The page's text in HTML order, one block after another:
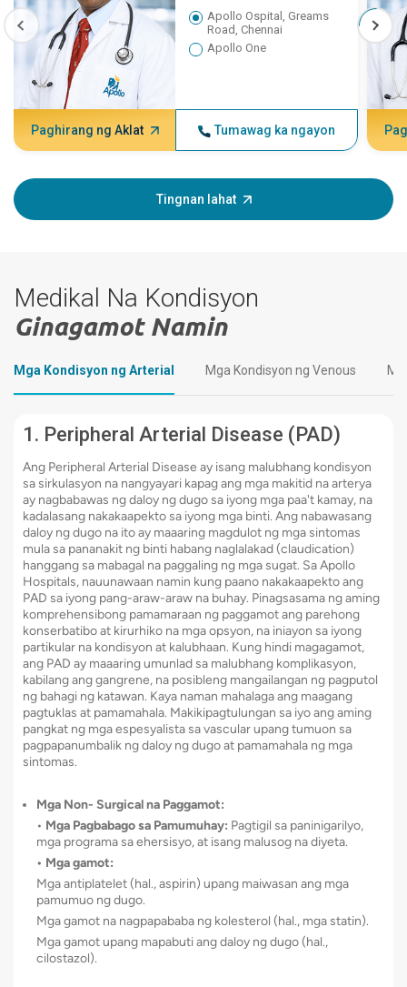
Apollo Ospital, Greams
Road, Chennai
Apollo One
Paghirang ng Aklat Tumawag ka ngayon
Tingnan lahat
Medikal Na Kondisyon
Ginagamot Namin
Mga Kondisyon ng Arterial Mga Kondisyon ng Venous
1. Peripheral Arterial Disease (PAD)
Ang Peripheral Arterial Disease ay isang malubhang kondisyon
sa sirkulasyon na nangyayari kapag ang mga makitid na arterya
ay nagbabawas ng daloy ng dugo sa iyong mga paa't kamay, na
kadalasang nakakaapekto sa iyong mga binti. Ang nabawasang
daloy ng dugo na ito ay maaaring magdulot ng mga sintomas
mula sa pananakit ng binti habang naglalakad (claudication)
hanggang sa mabagal na paggaling ng mga sugat. Sa Apollo
Hospitals, nauunawaan namin kung paano nakakaapekto ang
PAD sa iyong pang-araw-araw na buhay. Pinagsasama ng aming
komprehensibong pamamaraan ng paggamot ang parehong
konserbatibo at kirurhiko na mga opsyon, na iniayon sa iyong
partikular na kondisyon at kalubhaan. Kung hindi magagamot,
ang PAD ay maaaring umunlad sa malubhang komplikasyon,
kabilang ang gangrene, na posibleng mangailangan ng pagputol
ng bahagi ng katawan. Kaya naman mahalaga ang maagang
pagtuklas at pamamahala. Makikipagtulungan sa iyo ang aming
pangkat ng mga espesyalista sa vascular upang tumuon sa
pagpapanumbalik ng daloy ng dugo at pamamahala ng mga
sintomas.
Mga Non- Surgical na Paggamot:
• Mga Pagbabago sa Pamumuhay: Pagtigil sa paninigarilyo,
mga programa sa ehersisyo, at isang malusog na diyeta.
• Mga gamot:
Mga antiplatelet (hal., aspirin) upang maiwasan ang mga
pamumuo ng dugo.
Mga gamot na nagpapababa ng kolesterol (hal., mga statin).
Mga gamot upang mapabuti ang daloy ng dugo (hal.,
cilostazol).